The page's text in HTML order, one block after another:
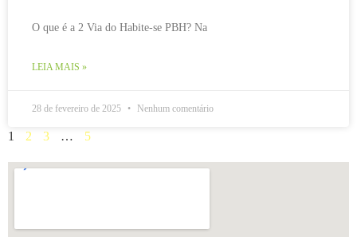
O que é a 2 Via do Habite-se PBH? Na
LEIA MAIS »
28 de fevereiro de 2025 Nenhum comentário
1 2 3 … 5